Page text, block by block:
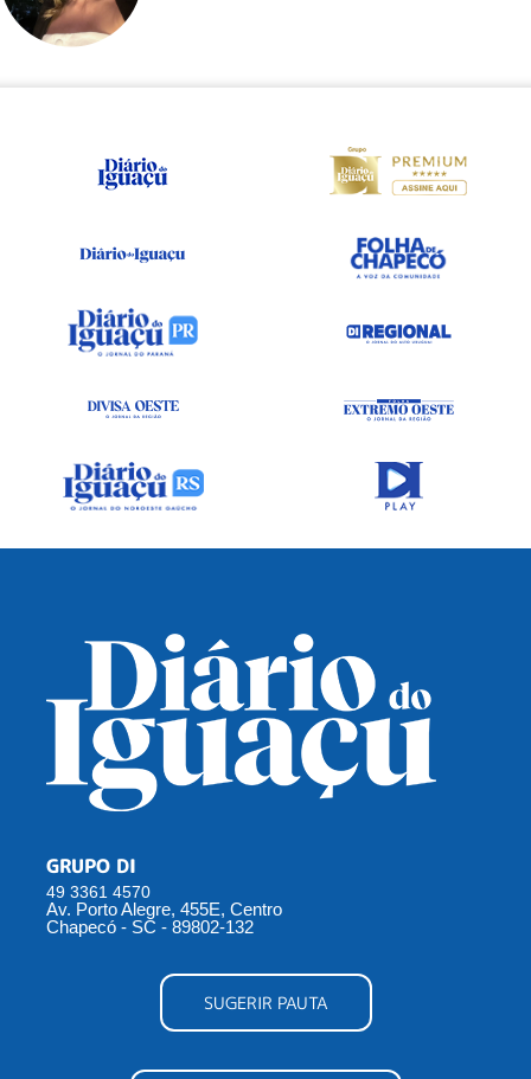
GRUPO DI
49 3361 4570
Av. Porto Alegre, 455E, Centro
Chapecó - SC - 89802-132
SUGERIR PAUTA